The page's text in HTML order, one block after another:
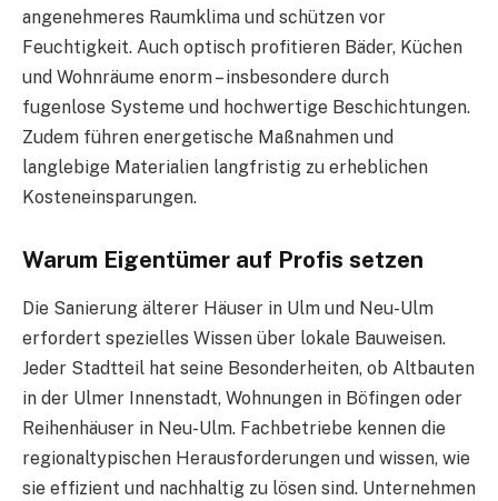
angenehmeres Raumklima und schützen vor
Feuchtigkeit. Auch optisch profitieren Bäder, Küchen
und Wohnräume enorm – insbesondere durch
fugenlose Systeme und hochwertige Beschichtungen.
Zudem führen energetische Maßnahmen und
langlebige Materialien langfristig zu erheblichen
Kosteneinsparungen.
Warum Eigentümer auf Profis setzen
Die Sanierung älterer Häuser in Ulm und Neu-Ulm
erfordert spezielles Wissen über lokale Bauweisen.
Jeder Stadtteil hat seine Besonderheiten, ob Altbauten
in der Ulmer Innenstadt, Wohnungen in Böfingen oder
Reihenhäuser in Neu-Ulm. Fachbetriebe kennen die
regionaltypischen Herausforderungen und wissen, wie
sie effizient und nachhaltig zu lösen sind. Unternehmen